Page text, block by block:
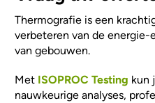
Thermografie is een
verbeteren van de
van gebouwen.
Met ISOPROC Testing kun
nauwkeurige analyses,